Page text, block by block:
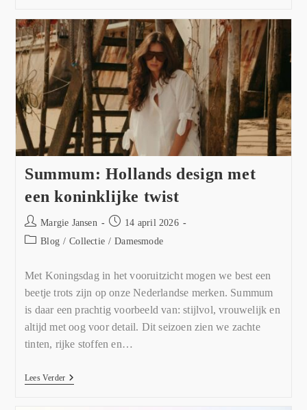
Summum: Hollands design met
een koninklijke twist
Margie Jansen
14 april 2026
Blog / Collectie / Damesmode
Met Koningsdag in het vooruitzicht mogen we best een
beetje trots zijn op onze Nederlandse merken. Summum
is daar een prachtig voorbeeld van: stijlvol, vrouwelijk en
altijd met oog voor detail. Dit seizoen zien we zachte
tinten, rijke stoffen en…
Lees Verder